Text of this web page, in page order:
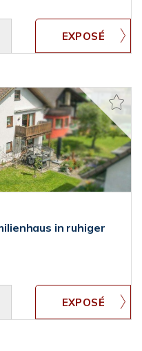
in ruhiger